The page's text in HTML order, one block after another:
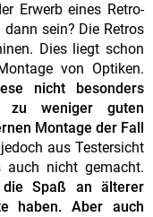
Erwerb eines Retro-
sein? Die Retros
Dies liegt schon
von Optiken.
nicht besonders
weniger guten
Montage der Fall
aus Testersicht
auch nicht gemacht.
Spaß an älterer
haben. Aber auch